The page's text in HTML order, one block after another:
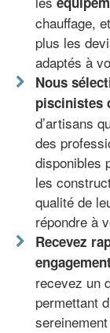
chauffage,
plus les
adaptés à
Nous
piscinistes
d’artisans
des
disponibles
les
qualité de
répondre à
Recevez
recevez un
permettant